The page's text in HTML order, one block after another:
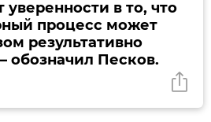
уверенности в то, что
процесс может
результативно
обозначил Песков.